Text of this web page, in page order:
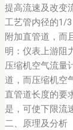
提高流速及改变
工艺管内径的1/
附加直管道，而
明：仪表上游阻
压缩机空气流量
道，而压缩机空
直管道长度的要
是，可使下限流
二、原理及分析